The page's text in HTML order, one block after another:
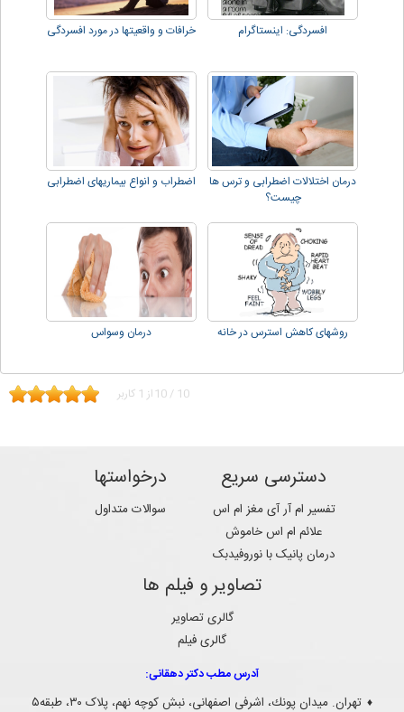
افسردگی: اینستاگرام خرافات و واقعیتها در مورد افسردگی
درمان اختلالات اضطرابی و ترس ها
چیست؟
اضطراب و انواع بیماریهای اضطرابی
روشهای کاهش استرس در خانه درمان وسواس
10 / 10 از 1 کاربر
دسترسی سریع
تفسیر ام آر آی مغز ام اس
علائم ام اس خاموش
درمان پانیک با نوروفیدبک
درخواستها
سوالات متداول
تصاویر و فیلم ها
گالری تصاویر
گالری فیلم
آدرس مطب دکتر دهقانی:
♦ تهران. ميدان پونك، اشرفی اصفهانی، نبش کوچه نهم، پلاک ۳۰، طبقه۵